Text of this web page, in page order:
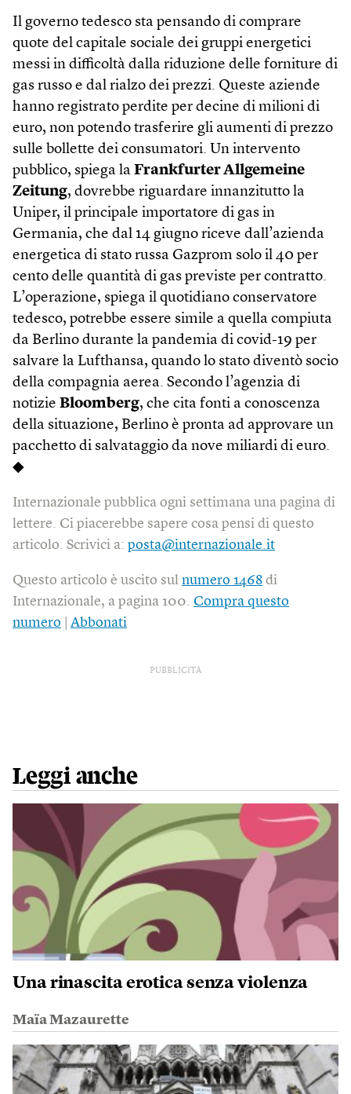
Il governo tedesco sta pensando di comprare
quote del capitale sociale dei gruppi energetici
messi in difficoltà dalla riduzione delle forniture di
gas russo e dal rialzo dei prezzi. Queste aziende
hanno registrato perdite per decine di milioni di
euro, non potendo trasferire gli aumenti di prezzo
sulle bollette dei consumatori. Un intervento
pubblico, spiega la Frankfurter Allgemeine
Zeitung, dovrebbe riguardare innanzitutto la
Uniper, il principale importatore di gas in
Germania, che dal 14 giugno riceve dall’azienda
energetica di stato russa Gazprom solo il 40 per
cento delle quantità di gas previste per contratto.
L’operazione, spiega il quotidiano conservatore
tedesco, potrebbe essere simile a quella compiuta
da Berlino durante la pandemia di covid-19 per
salvare la Lufthansa, quando lo stato diventò socio
della compagnia aerea. Secondo l’agenzia di
notizie Bloomberg, che cita fonti a conoscenza
della situazione, Berlino è pronta ad approvare un
pacchetto di salvataggio da nove miliardi di euro.
◆
Internazionale pubblica ogni settimana una pagina di
lettere. Ci piacerebbe sapere cosa pensi di questo
articolo. Scrivici a: posta@internazionale.it
Questo articolo è uscito sul numero 1468 di
Internazionale, a pagina 100. Compra questo
numero
Abbonati
PUBBLICITÀ
Leggi anche
Una rinascita erotica senza violenza
Maïa Mazaurette